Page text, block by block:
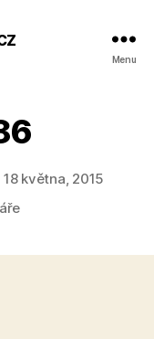
Menu
18 května, 2015
u